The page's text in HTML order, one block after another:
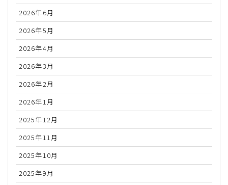
2026年6月
2026年5月
2026年4月
2026年3月
2026年2月
2026年1月
2025年12月
2025年11月
2025年10月
2025年9月